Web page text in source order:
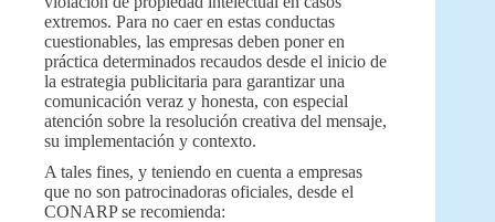
extremos. Para no caer en estas conductas
cuestionables, las empresas deben poner en
práctica determinados recaudos desde el inicio de
la estrategia publicitaria para garantizar una
comunicación veraz y honesta, con especial
atención sobre la resolución creativa del mensaje,
su implementación y contexto.
A tales fines, y teniendo en cuenta a empresas
que no son patrocinadoras oficiales, desde el
CONARP se recomienda: